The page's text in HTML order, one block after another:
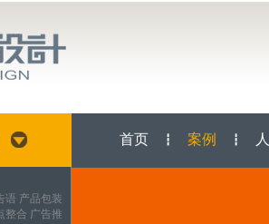
语 产品包装
整合 广告推
首页 ┇ 案例 ┇